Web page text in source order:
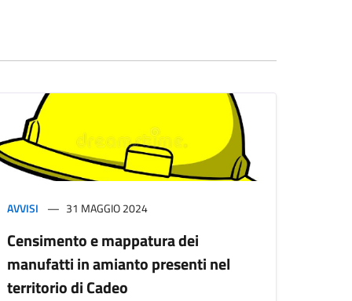
AVVISI 31 MAGGIO 2024
Censimento e mappatura dei
manufatti in amianto presenti nel
territorio di Cadeo